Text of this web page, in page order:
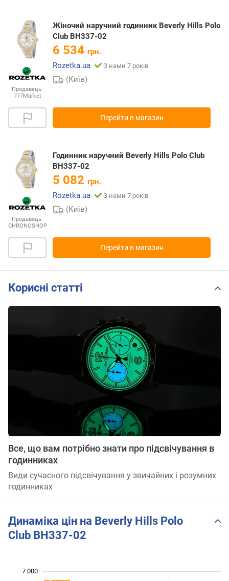
Продавець:
777Market
Жіночий наручний годинник Beverly Hills Polo
Club BH337-02
6 534 грн.
Rozetka.ua
З нами 7 років
(Київ)
Перейти в магазин
Продавець:
CHRONOSHOP
Годинник наручний Beverly Hills Polo Club
BH337-02
5 082 грн.
Rozetka.ua
З нами 7 років
(Київ)
Перейти в магазин
Корисні статті
Все, що вам потрібно знати про підсвічування в
годинниках
Види сучасного підсвічування у звичайних і розумних
годинниках
Динаміка цін на Beverly Hills Polo
Club BH337-02
7 000